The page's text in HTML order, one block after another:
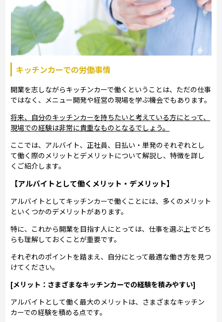
キッチンカーでの労働事情
開業を志しながらキッチンカーで働くということは、ただの仕事
ではなく、メニュー開発や経営の現場を学ぶ機会でもあります。
将来、自分のキッチンカーを持ちたいと考えている方にとって、
現場での経験は非常に貴重なものとなるでしょう。
ここでは、アルバイト、正社員、日払い・単発のそれぞれとし
て働く際のメリットとデメリットについて解説し、特徴を詳し
くご紹介します。
【アルバイトとして働くメリット・デメリット】
アルバイトとしてキッチンカーで働くことには、多くのメリット
といくつかのデメリットがあります。
特に、これから開業を目指す人にとっては、仕事を選ぶ上でどち
らも理解しておくことが重要です。
それぞれのポイントを踏まえ、自分にとって最適な働き方を見つ
けてください。
[メリット：さまざまなキッチンカーでの経験を積みやすい]
アルバイトとして働く最大のメリットは、さまざまなキッチン
カーでの経験を積める点です。